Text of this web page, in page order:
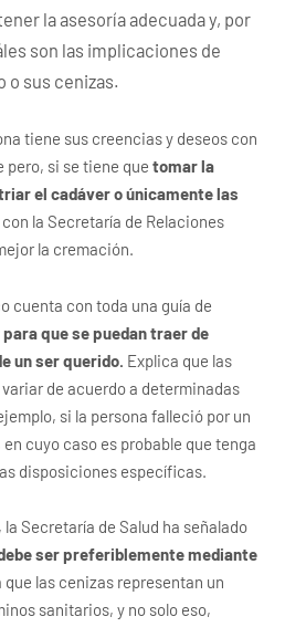
la asesoría adecuada y, por
son las implicaciones de
o sus cenizas.
tiene sus creencias y deseos con
pero, si se tiene que tomar la
el cadáver o únicamente las
la Secretaría de Relaciones
la cremación.
cuenta con toda una guía de
que se puedan traer de
un ser querido. Explica que las
de acuerdo a determinadas
si la persona falleció por un
cuyo caso es probable que tenga
disposiciones específicas.
la Secretaría de Salud ha señalado
ser preferiblemente mediante
que las cenizas representan un
sanitarios, y no solo eso,